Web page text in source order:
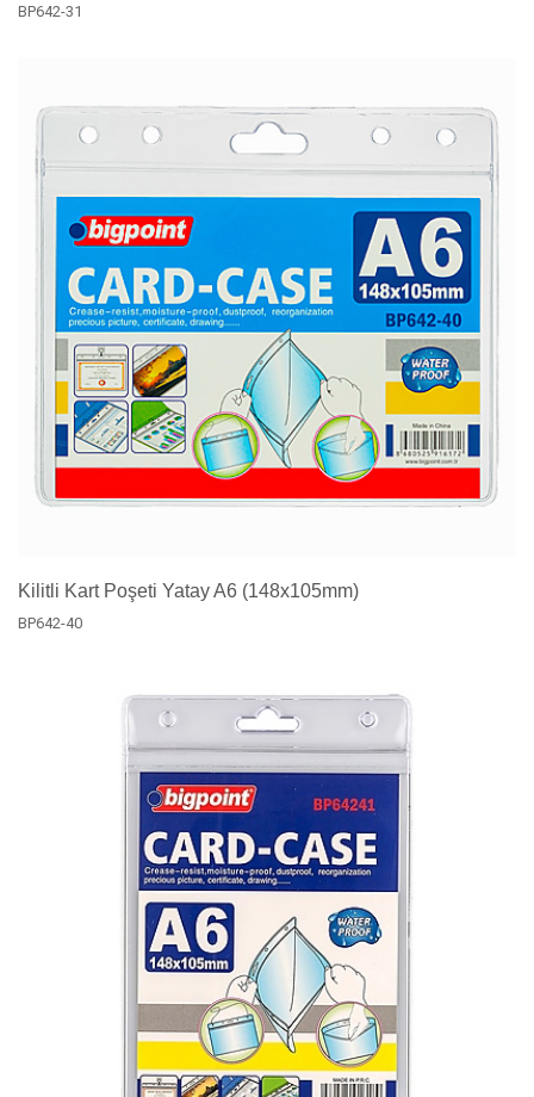
BP642-31
Kilitli Kart Poşeti Yatay A6 (148x105mm)
BP642-40